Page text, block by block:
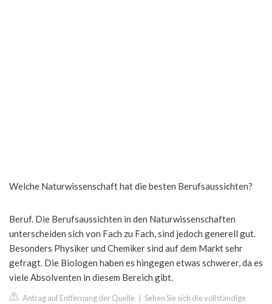
Welche Naturwissenschaft hat die besten Berufsaussichten?
Beruf. Die Berufsaussichten in den Naturwissenschaften
unterscheiden sich von Fach zu Fach, sind jedoch generell gut.
Besonders Physiker und Chemiker sind auf dem Markt sehr
gefragt. Die Biologen haben es hingegen etwas schwerer, da es
viele Absolventen in diesem Bereich gibt.
Antrag auf Entfernung der Quelle Sehen Sie sich die vollständige